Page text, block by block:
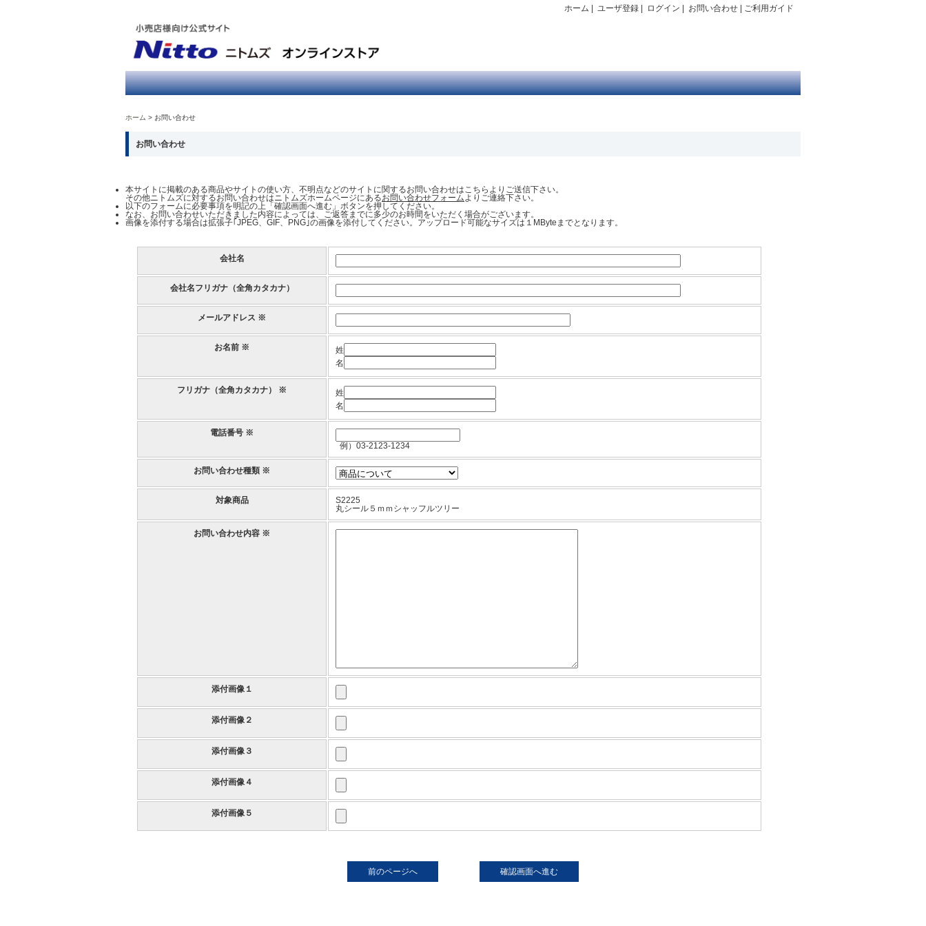
ホーム ユーザ登録 ログイン お問い合わせ ご利用ガイド
ホーム お問い合わせ
お問い合わせ
本サイトに掲載のある商品やサイトの使い方、不明点などのサイトに関するお問い合わせはこちらよりご送信下さい。
その他ニトムズに対するお問い合わせはニトムズホームページにあるお問い合わせフォームよりご連絡下さい。
以下のフォームに必要事項を明記の上「確認画面へ進む」ボタンを押してください。
なお、お問い合わせいただきました内容によっては、ご返答までに多少のお時間をいただく場合がございます。
画像を添付する場合は拡張子｢JPEG、GIF、PNG｣の画像を添付してください。アップロード可能なサイズは１MByteまでとなります。
会社名
会社名フリガナ（全角カタカナ）
メールアドレス ※
お名前 ※
姓
名
フリガナ（全角カタカナ） ※
姓
名
電話番号 ※
例）03-2123-1234
お問い合わせ種類 ※
対象商品
S2225
丸シール５ｍｍシャッフルツリー
お問い合わせ内容 ※
添付画像１
添付画像２
添付画像３
添付画像４
添付画像５
前のページへ 確認画面へ進む